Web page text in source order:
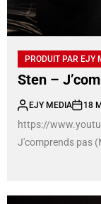
PRODUIT PAR EJY
Sten –
EJY MEDIA 18
https://
J'comprends pas